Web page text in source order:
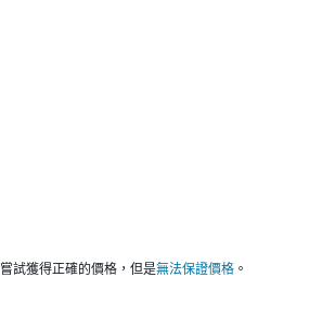
試獲得正確的價格，但是無法保證價格 。